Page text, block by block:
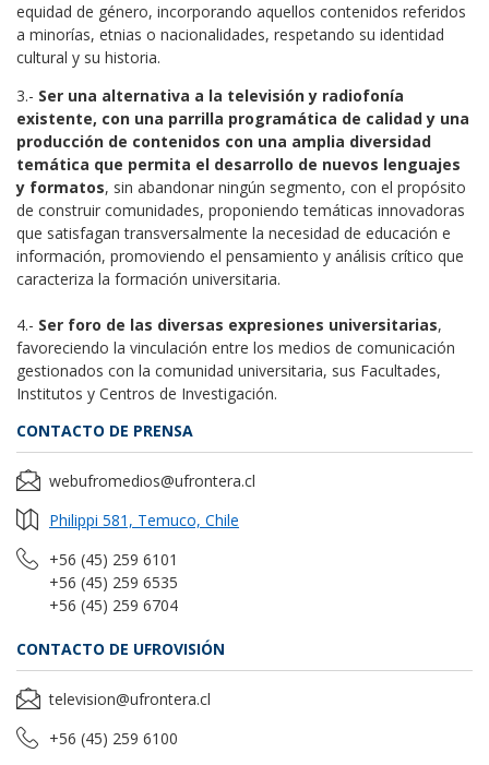
equidad de género, incorporando aquellos contenidos referidos
a minorías, etnias o nacionalidades, respetando su identidad
cultural y su historia.
3.- Ser una alternativa a la televisión y radiofonía
existente, con una parrilla programática de calidad y una
producción de contenidos con una amplia diversidad
temática que permita el desarrollo de nuevos lenguajes
y formatos, sin abandonar ningún segmento, con el propósito
de construir comunidades, proponiendo temáticas innovadoras
que satisfagan transversalmente la necesidad de educación e
información, promoviendo el pensamiento y análisis crítico que
caracteriza la formación universitaria.
4.- Ser foro de las diversas expresiones universitarias,
favoreciendo la vinculación entre los medios de comunicación
gestionados con la comunidad universitaria, sus Facultades,
Institutos y Centros de Investigación.
CONTACTO DE PRENSA
webufromedios@ufrontera.cl
Philippi 581, Temuco, Chile
+56 (45) 259 6101
+56 (45) 259 6535
+56 (45) 259 6704
CONTACTO DE UFROVISIÓN
television@ufrontera.cl
+56 (45) 259 6100